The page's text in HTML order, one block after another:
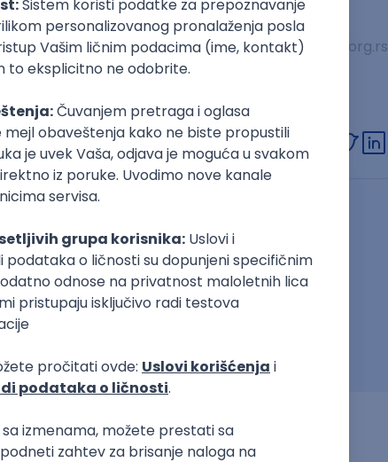
Izvor: estiem.org.rs
Kopiraj link
Ostavi komentar
slični tekstovi